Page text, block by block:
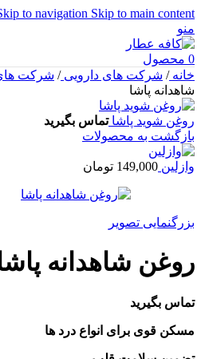
to navigation Skip to main content
منو
0 محصول
خانه/ شرکت های دارویی/ شرکت
شاهدانه پاشا
روغن شوید پاشاتماس بگیرید
بازگشت به محصولات
وازلین 149,000 تومان
بزرگنمایی تصویر
روغن شاهدانه
تماس بگیرید
مسکن قوی برای انواع درد ها